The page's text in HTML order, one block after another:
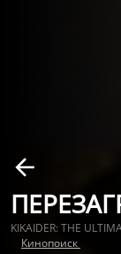
KIKAIDER: THE
Кинопоиск